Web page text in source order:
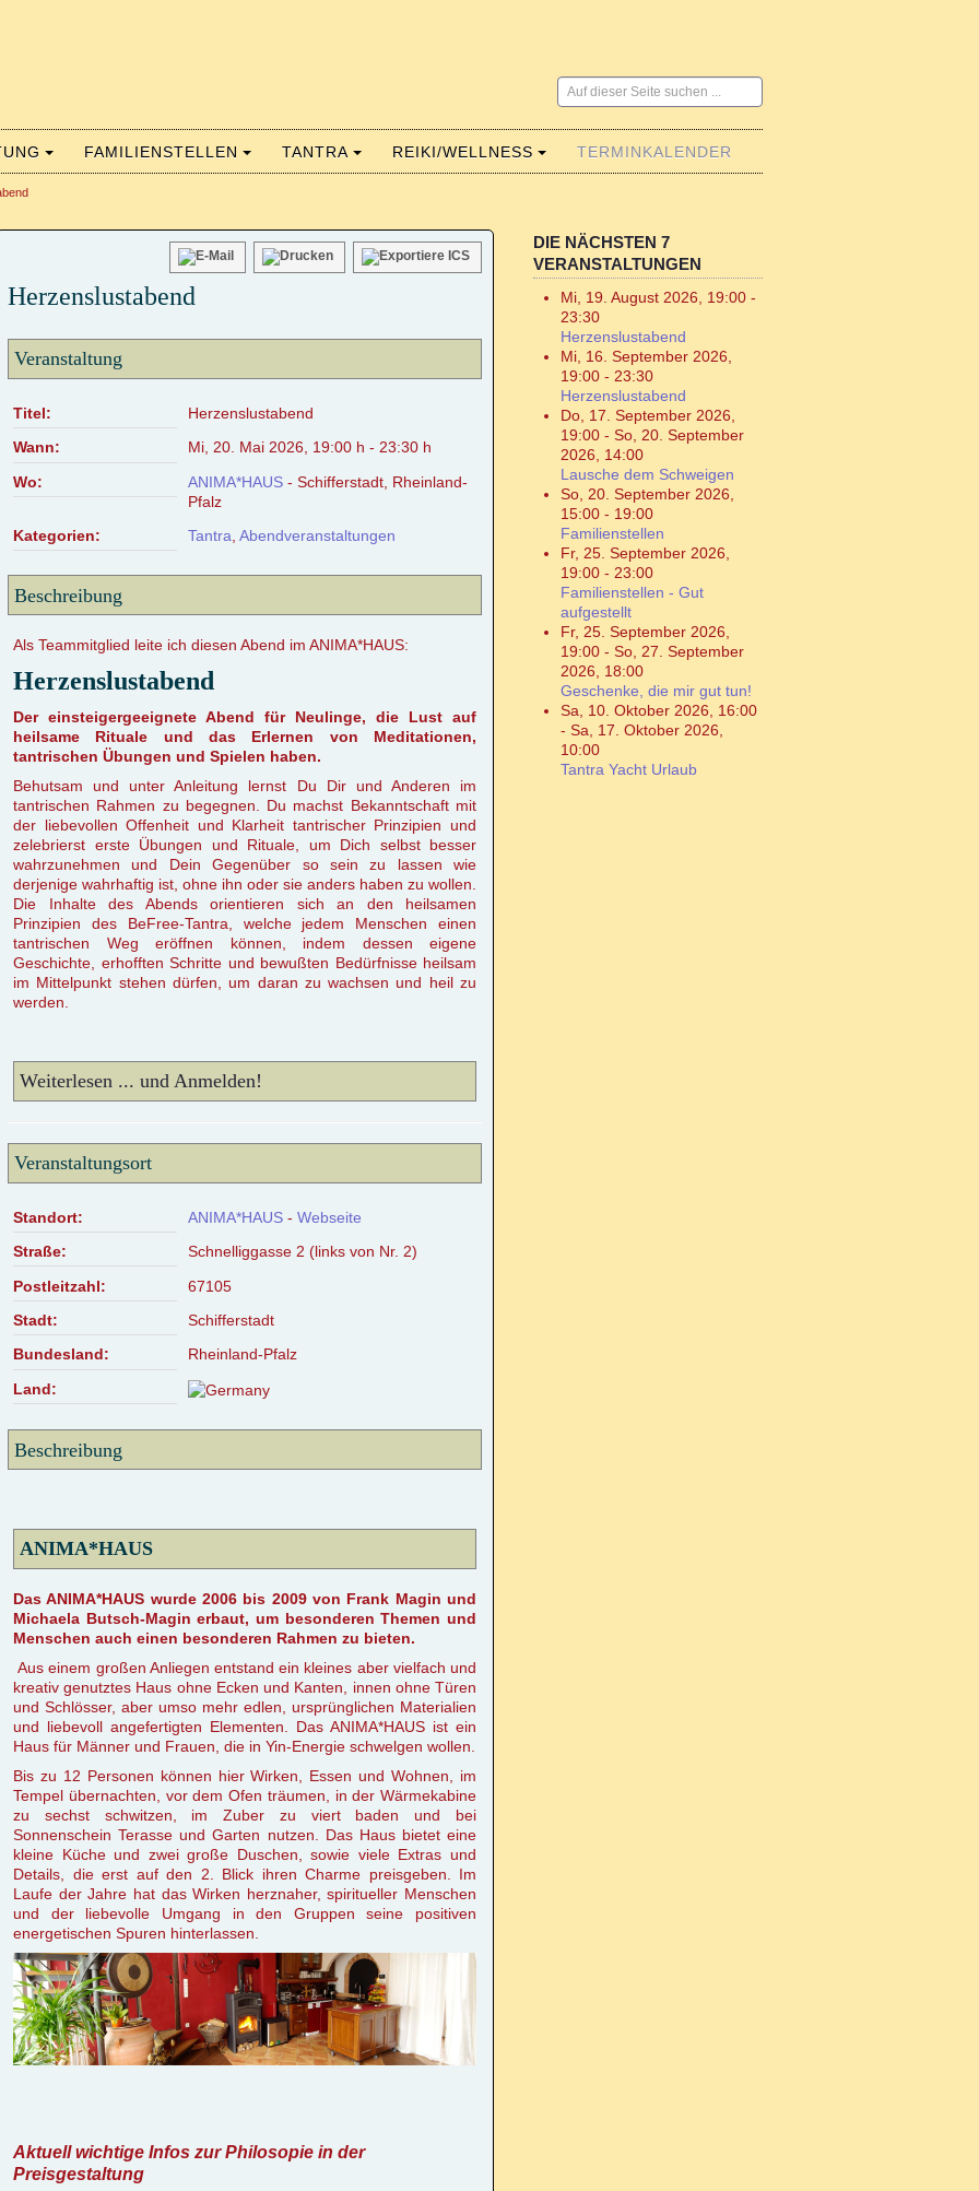
Suchen
...
FAMILIENSTELLEN TANTRA REIKI/WELLNESS TERMINKALENDER
Herzenslustabend
Veranstaltung
Titel:
Herzenslustabend
Wann:
Mi, 20. Mai 2026, 19:00 h - 23:30 h
Wo:
ANIMA*HAUS - Schifferstadt, Rheinland-
Pfalz
Kategorien:
Tantra Abendveranstaltungen
Beschreibung
Als Teammitglied leite ich diesen Abend im ANIMA*HAUS:
Herzenslustabend
Der einsteigergeeignete Abend für Neulinge, die Lust auf
heilsame Rituale und das Erlernen von Meditationen,
tantrischen Übungen und Spielen haben.
Behutsam und unter Anleitung lernst Du Dir und Anderen im
tantrischen Rahmen zu begegnen. Du machst Bekanntschaft mit
der liebevollen Offenheit und Klarheit tantrischer Prinzipien und
zelebrierst erste Übungen und Rituale, um Dich selbst besser
wahrzunehmen und Dein Gegenüber so sein zu lassen wie
derjenige wahrhaftig ist, ohne ihn oder sie anders haben zu wollen.
Die Inhalte des Abends orientieren sich an den heilsamen
Prinzipien des BeFree-Tantra, welche jedem Menschen einen
tantrischen Weg eröffnen können, indem dessen eigene
Geschichte, erhofften Schritte und bewußten Bedürfnisse heilsam
im Mittelpunkt stehen dürfen, um daran zu wachsen und heil zu
werden.
Weiterlesen ... und Anmelden!
Veranstaltungsort
Standort: ANIMA*HAUS - Webseite
Straße:
Schnelliggasse 2 (links von Nr. 2)
Postleitzahl:
67105
Stadt:
Schifferstadt
Bundesland:
Rheinland-Pfalz
Land:
Beschreibung
ANIMA*HAUS
Das ANIMA*HAUS wurde 2006 bis 2009 von Frank Magin und
Michaela Butsch-Magin erbaut, um besonderen Themen und
Menschen auch einen besonderen Rahmen zu bieten.
Aus einem großen Anliegen entstand ein kleines aber vielfach und
kreativ genutztes Haus ohne Ecken und Kanten, innen ohne Türen
und Schlösser, aber umso mehr edlen, ursprünglichen Materialien
und liebevoll angefertigten Elementen. Das ANIMA*HAUS ist ein
Haus für Männer und Frauen, die in Yin-Energie schwelgen wollen.
Bis zu 12 Personen können hier Wirken, Essen und Wohnen, im
Tempel übernachten, vor dem Ofen träumen, in der Wärmekabine
zu sechst schwitzen, im Zuber zu viert baden und bei
Sonnenschein Terasse und Garten nutzen. Das Haus bietet eine
kleine Küche und zwei große Duschen, sowie viele Extras und
Details, die erst auf den 2. Blick ihren Charme preisgeben. Im
Laufe der Jahre hat das Wirken herznaher, spiritueller Menschen
und der liebevolle Umgang in den Gruppen seine positiven
energetischen Spuren hinterlassen.
Aktuell wichtige Infos zur Philosopie in der
Preisgestaltung
DIE NÄCHSTEN 7
VERANSTALTUNGEN
Mi, 19. August 2026 19:00 -
23:30
Herzenslustabend
Mi, 16. September 2026
19:00 - 23:30
Herzenslustabend
Do, 17. September 2026
19:00 - So, 20. September
2026
14:00
Lausche dem Schweigen
So, 20. September 2026
15:00 - 19:00
Familienstellen
Fr, 25. September 2026
19:00 - 23:00
Familienstellen - Gut
aufgestellt
Fr, 25. September 2026
19:00 - So, 27. September
2026
18:00
Geschenke, die mir gut tun!
Sa, 10. Oktober 2026
16:00
- Sa, 17. Oktober 2026
10:00
Tantra Yacht Urlaub